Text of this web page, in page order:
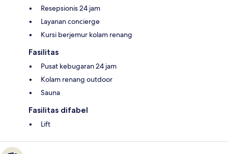
Resepsionis 24 jam
Layanan concierge
Kursi berjemur kolam renang
Fasilitas
Pusat kebugaran 24 jam
Kolam renang outdoor
Sauna
Fasilitas difabel
Lift